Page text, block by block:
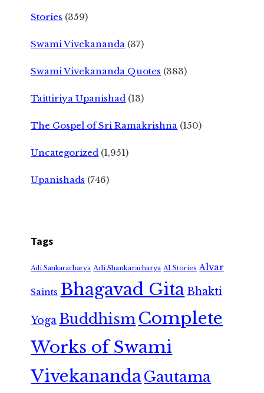
Stories (359)
Swami Vivekananda (37)
Swami Vivekananda Quotes (383)
Taittiriya Upanishad (13)
The Gospel of Sri Ramakrishna (150)
Uncategorized (1,951)
Upanishads (746)
Tags
Adi Sankaracharya Adi Shankaracharya AI Stories Alvar
Saints Bhagavad GitaBhakti
Yoga Buddhism Complete
Works of Swami
VivekanandaGautama